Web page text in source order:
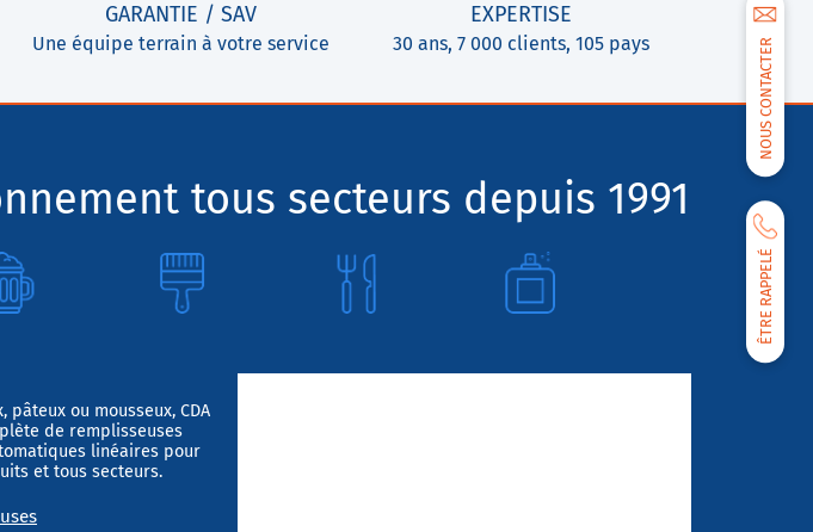
NOUS CONTACTER
ÊTRE RAPPELÉ
GARANTIE / SAV
Une équipe terrain à votre service
EXPERTISE
30 ans, 7 000 clients, 105 pays
tous secteurs depuis 1991
ou mousseux, CDA
de remplisseuses
linéaires pour
et tous secteurs.